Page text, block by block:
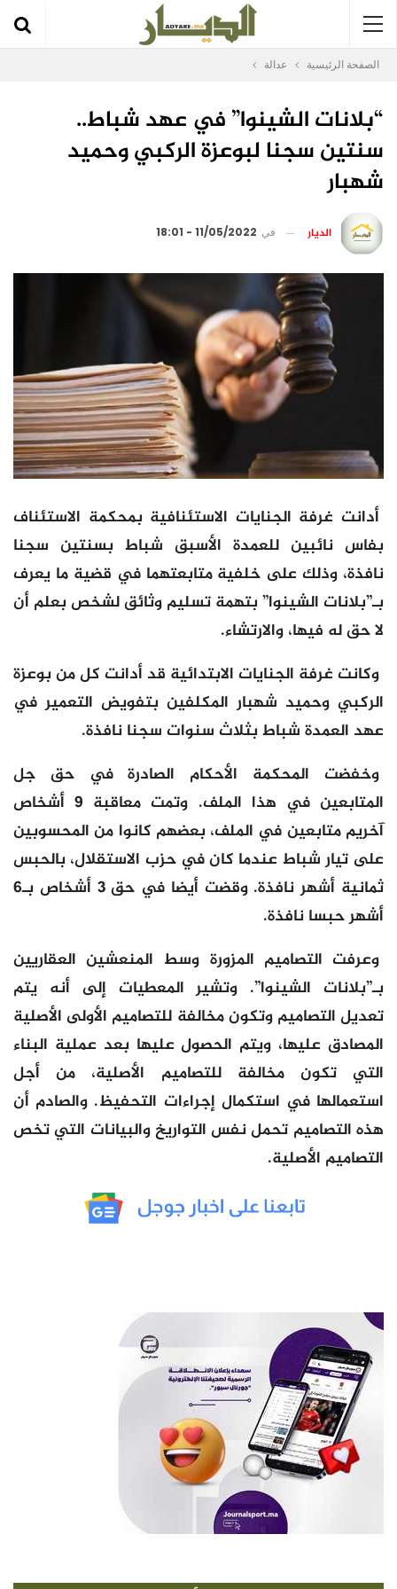
الصفحة الرئيسية عدالة
“بلانات الشينوا” في عهد شباط..
سنتين سجنا لبوعزة الركبي وحميد
شهبار
الديار في 11/05/2022 - 18:01
أدانت غرفة الجنايات الاستئنافية بمحكمة الاستئناف
بفاس نائبين للعمدة الأسبق شباط بسنتين سجنا
نافذة، وذلك على خلفية متابعتهما في قضية ما يعرف
بـ”بلانات الشينوا” بتهمة تسليم وثائق لشخص بعلم أن
لا حق له فيها، والارتشاء.
وكانت غرفة الجنايات الابتدائية قد أدانت كل من بوعزة
الركبي وحميد شهبار المكلفين بتفويض التعمير في
عهد العمدة شباط بثلاث سنوات سجنا نافذة.
وخفضت المحكمة الأحكام الصادرة في حق جل
المتابعين في هذا الملف. وتمت معاقبة 9 أشخاص
آخريم متابعين في الملف، بعضهم كانوا من المحسوبين
على تيار شباط عندما كان في حزب الاستقلال، بالحبس
ثمانية أشهر نافذة. وقضت أيضا في حق 3 أشخاص بـ6
أشهر حبسا نافذة.
وعرفت التصاميم المزورة وسط المنعشين العقاريين
بـ”بلانات الشينوا”. وتشير المعطيات إلى أنه يتم
تعديل التصاميم وتكون مخالفة للتصاميم الأولى الأصلية
المصادق عليها، ويتم الحصول عليها بعد عملية البناء
التي تكون مخالفة للتصاميم الأصلية، من أجل
استعمالها في استكمال إجراءات التحفيظ. والصادم أن
هذه التصاميم تحمل نفس التواريخ والبيانات التي تخص
التصاميم الأصلية.